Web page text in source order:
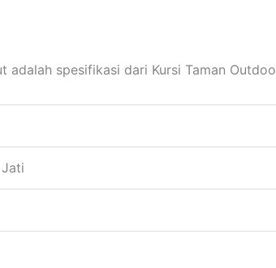
spesifikasi dari Kursi Taman